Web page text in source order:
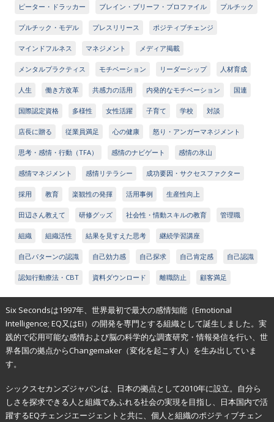
ピーター・ドラッカー ブレイン・ブリーフ・プロファイル プルチック
プルチック・モデル プレスリリース ポジティブチェンジ
マインドフルネス マネジメント メディア掲載
メンタルプラクティス モチベーション リーダーシップ 人材育成
人生 働き方改革 共感力の活用 内発的なモチベーション 国連
国際認定資格 多様性 女性活躍 子育て 学校 対談
店長に贈る 従業員満足 心の健康 怒り・アンガーマネジメント
思考・感情・行動（TFA） 感情のナビゲート 感情の氷山
感情マネジメント 感情リテラシー 成功要因・サクセスファクター
採用 教育 楽観性の発揮 活用事例 生産性向上
田辺さん教えて 研修グッズ 社会性・情動スキルの教育 管理職
組織 組織活性 結果を見すえた思考 継続学習講座
自己パターンの認識 自己効力感 自己探求 自己肯定感 自己認識
認知行動療法・CBT 資料ダウンロード 離職防止 顧客満足
Six Secondsは1997年、世界最初で最大の感情知能（Emotional
Intelligence; EQ又はEI）の開発を専門とする組織として誕生しました。実
践的で応用可能な感情および脳の科学的な調査研究・情報発信を行い、世
界各国の拠点からChangemaker（変化を起こす人）を生み出していま
す。
シックスセカンズジャパンは、日本の拠点として2010年に設立。自分ら
しさを探求できる人と組織であふれる社会の実現を目指し、日本国内で活
躍するEQチェンジエージェントと共に、個人と組織のポジティブチェン